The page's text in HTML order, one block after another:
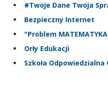
#Twoje Dane Twoja
Bezpieczny Internet
"Problem
Orły Edukacji
Szkoła Odpowiedzialna